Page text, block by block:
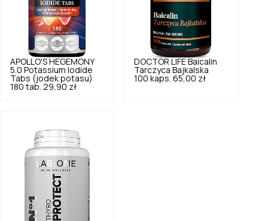
APOLLO'S HEGEMONY
5.0 Potassium Iodide
Tabs (jodek potasu)
180 tab. 29,90 zł
DOCTOR LIFE Baicalin
Tarczyca Bajkalska
100 kaps. 65,00 zł